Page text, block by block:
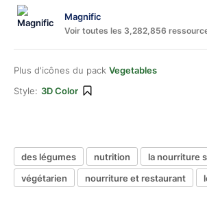
Magnific
Voir toutes les 3,282,856
Plus d'icônes du pack Vegetables
Style: 3D Color
des légumes nutrition
la nourriture
végétarien
nourriture et restaurant